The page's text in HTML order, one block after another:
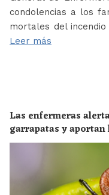
condolencias a los
mortales del
Leer más
Las enfermeras
garrapatas y aportan
evitar las